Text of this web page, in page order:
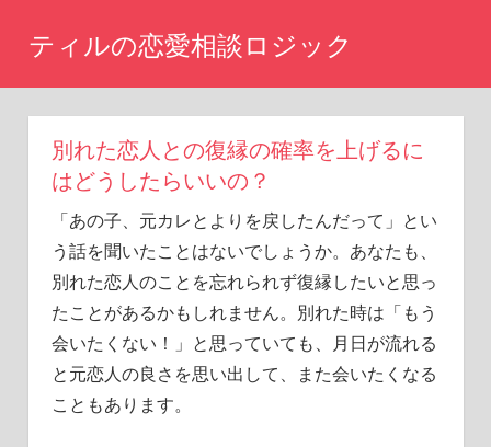
ティルの恋愛相談ロジック
別れた恋人との復縁の確率を上げるに
はどうしたらいいの？
「あの子、元カレとよりを戻したんだって」とい
う話を聞いたことはないでしょうか。あなたも、
別れた恋人のことを忘れられず復縁したいと思っ
たことがあるかもしれません。別れた時は「もう
会いたくない！」と思っていても、月日が流れる
と元恋人の良さを思い出して、また会いたくなる
こともあります。